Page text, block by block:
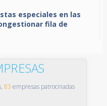
especiales en las
fila de
83 empresas patrocinadas